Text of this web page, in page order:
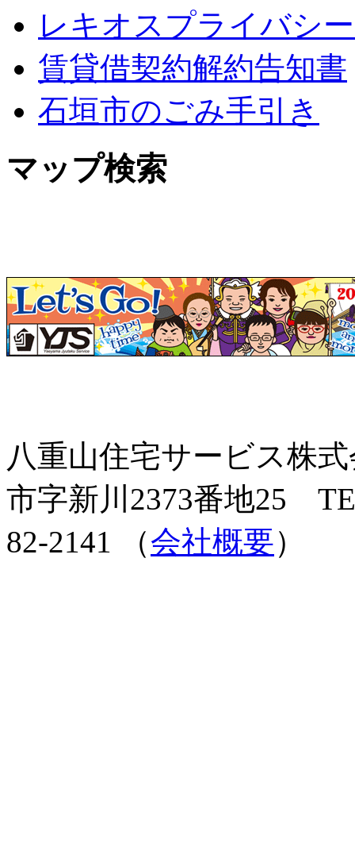
レキオスプライバシ
賃貸借契約解約告知書
石垣市のごみ手引き
マップ検索
八重山住宅サービス株
市字新川2373番地25
82-2141 （会社概要）